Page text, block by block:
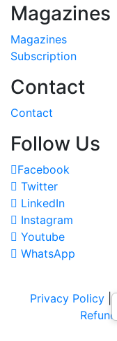
Magazines
Magazines
Subscription
Contact
Contact
Follow Us
Facebook
Twitter
LinkedIn
Instagram
Youtube
WhatsApp
Privacy Policy |